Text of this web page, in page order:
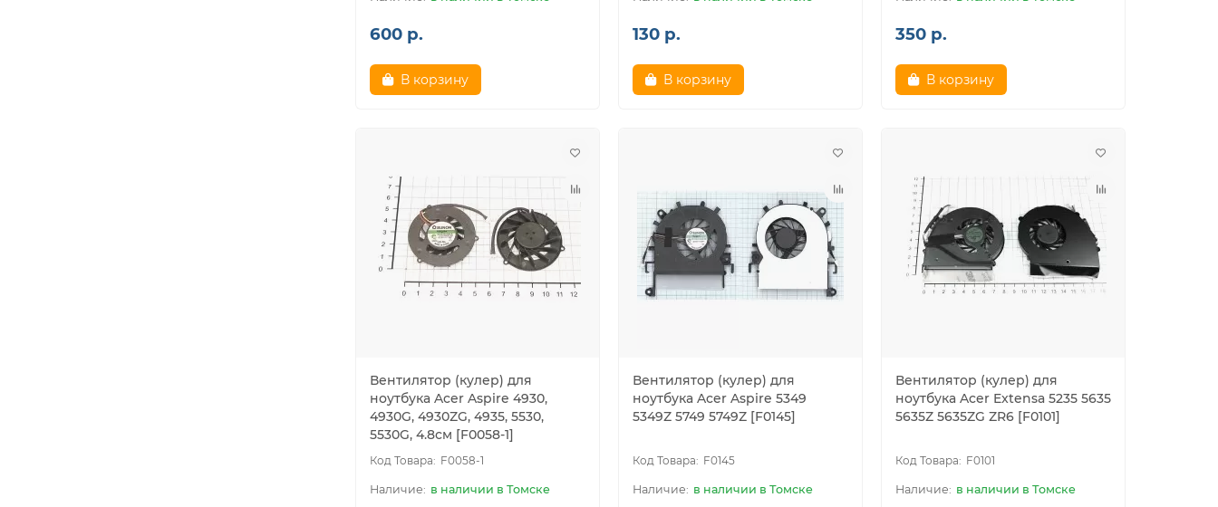
600 р.
В корзину
130 р.
В корзину
350 р.
В корзину
Вентилятор (кулер) для
ноутбука Acer Aspire 4930,
4930G, 4930ZG, 4935, 5530,
5530G, 4.8см [F0058-1]
F0058-1
в наличии в Томске
Вентилятор (кулер) для
ноутбука Acer Aspire 5349
5349Z 5749 5749Z [F0145]
F0145
в наличии в Томске
Вентилятор (кулер) для
ноутбука Acer Extensa 5235 5635
5635Z 5635ZG ZR6 [F0101]
F0101
в наличии в Томске